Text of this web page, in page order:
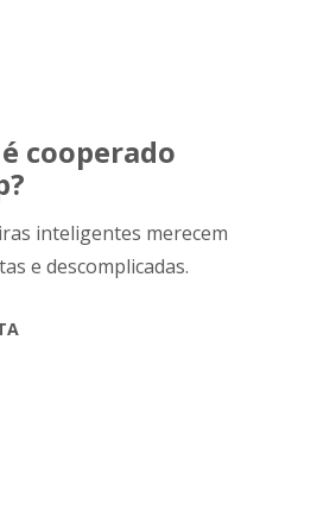
cooperado
inteligentes merecem
e descomplicadas.